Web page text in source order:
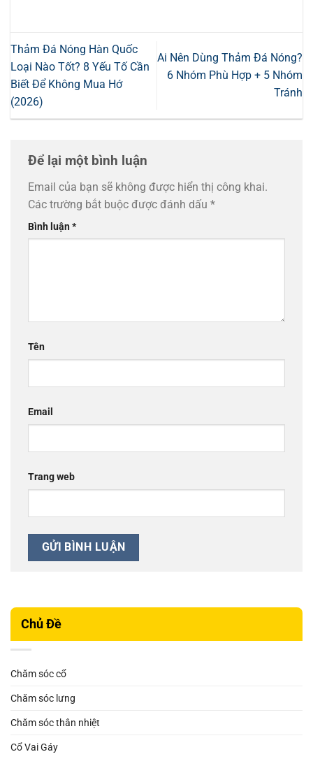
Thảm Đá Nóng Hàn Quốc
Loại Nào Tốt? 8 Yếu Tố Cần
Biết Để Không Mua Hớ
(2026)
Ai Nên Dùng Thảm Đá Nóng?
6 Nhóm Phù Hợp + 5 Nhóm
Tránh
Để lại một bình luận
Email của bạn sẽ không được hiển thị công khai.
Các trường bắt buộc được đánh dấu *
Bình luận*
Tên
Email
Trang web
Chủ Đề
Chăm sóc cổ
Chăm sóc lưng
Chăm sóc thân nhiệt
Cổ Vai Gáy